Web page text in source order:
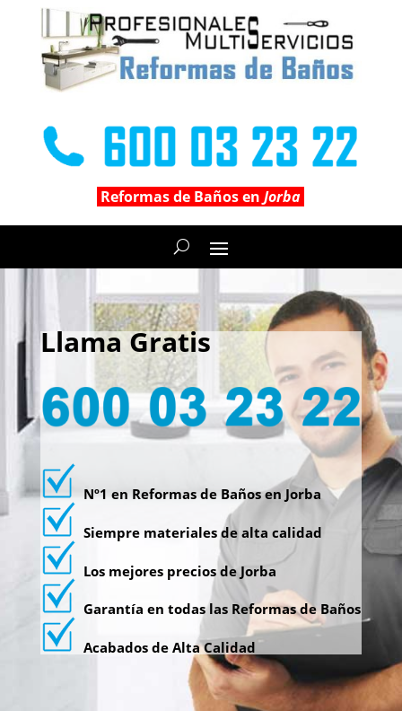
Reformas de Baños enJorba
Llama Gratis
Nº1 en Reformas de Baños en Jorba
Siempre materiales de alta calidad
Los mejores precios de Jorba
Garantía en todas las Reformas de Baños
Acabados de Alta Calidad